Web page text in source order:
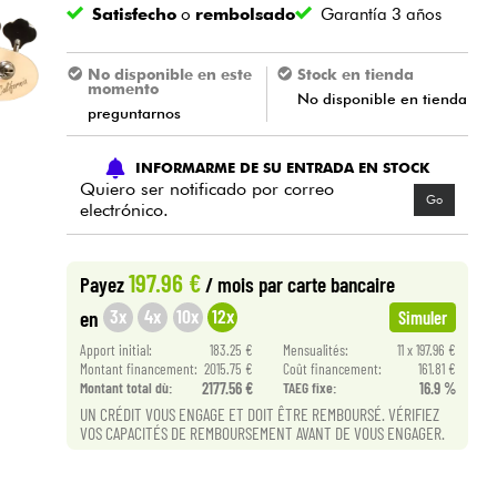
Satisfecho o rembolsado Garantía 3 años
No disponible en este
momento
preguntarnos
Stock en tienda
No disponible en tienda
INFORMARME DE SU ENTRADA EN STOCK
Quiero ser notificado por correo
electrónico.
Go
Payez197.96 €/ mois par carte bancaire
en 3x 4x 10x 12x Simuler
Apport initial: 183.25 € Mensualités:
11 x 197.96 €
Montant financement: 2015.75 € Coût financement:
161.81 €
Montant total dù:
2177.56 € TAEG fixe: 16.9 %
UN CRÉDIT VOUS ENGAGE ET DOIT ÊTRE REMBOURSÉ. VÉRIFIEZ
VOS CAPACITÉS DE REMBOURSEMENT AVANT DE VOUS ENGAGER.